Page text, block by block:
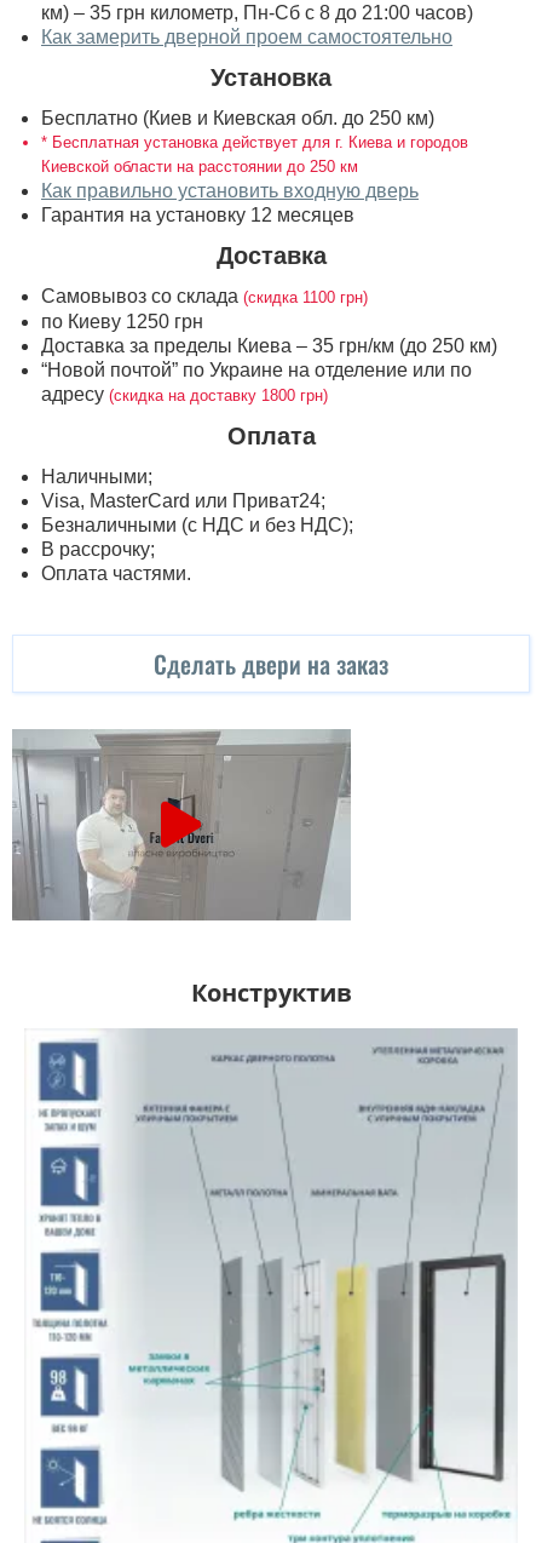
км) – 35 грн километр, Пн-Сб с 8 до 21:00 часов)
Как замерить дверной проем самостоятельно
Установка
Бесплатно (Киев и Киевская обл. до 250 км)
* Бесплатная установка действует для г. Киева и городов
Киевской области на расстоянии до 250 км
Как правильно установить входную дверь
Гарантия на установку 12 месяцев
Доставка
Самовывоз со склада (скидка 1100 грн)
по Киеву 1250 грн
Доставка за пределы Киева – 35 грн/км (до 250 км)
“Новой почтой” по Украине на отделение или по
адресу (скидка на доставку 1800 грн)
Оплата
Наличными;
Visa, MasterСard или Приват24;
Безналичными (с НДС и без НДС);
В рассрочку;
Оплата частями.
Сделать двери на заказ
Конструктив